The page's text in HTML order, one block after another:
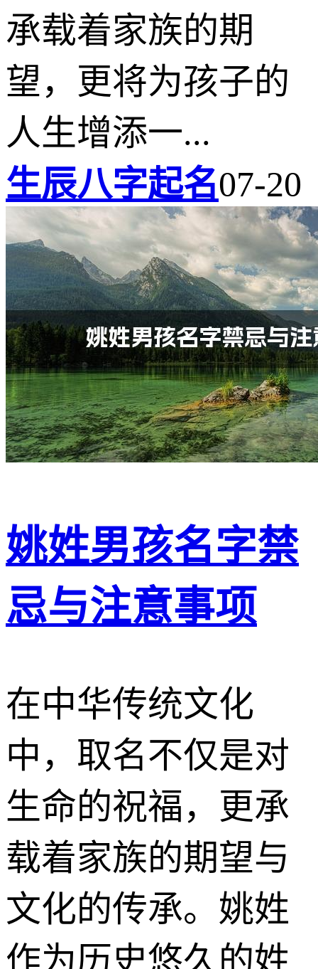
承载着家族的期
望，更将为孩子的
人生增添一...
生辰八字起名07-20
姚姓男孩名字禁
忌与注意事项
在中华传统文化
中，取名不仅是对
生命的祝福，更承
载着家族的期望与
文化的传承。姚姓
作为历史悠久的姓